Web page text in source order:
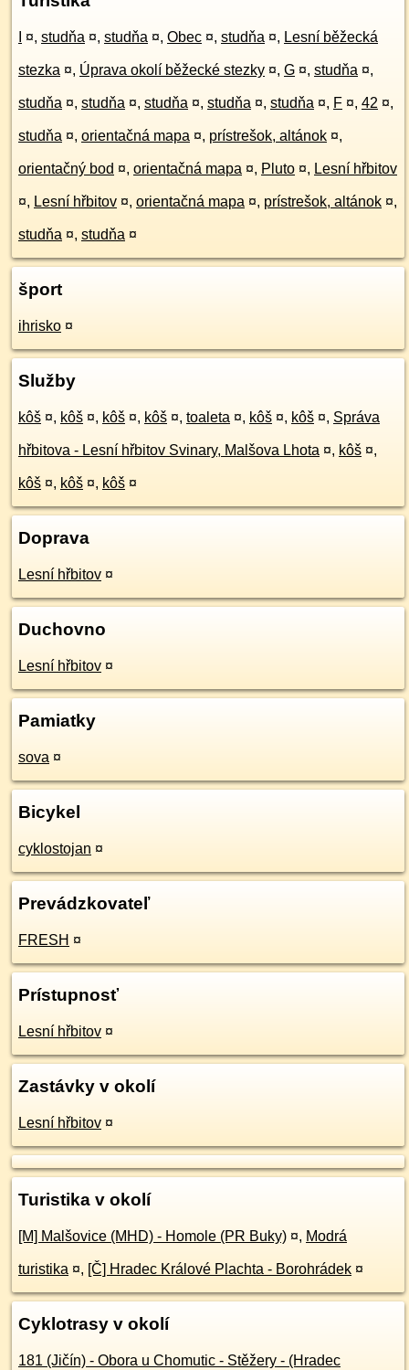
¤, studňa ¤, studňa ¤, Obec ¤, studňa ¤, Lesní běžecká
stezka ¤, Úprava okolí běžecké stezky ¤, G ¤, studňa ¤,
studňa ¤, studňa ¤, studňa ¤, studňa ¤, studňa ¤, F ¤, 42 ¤,
studňa ¤, orientačná mapa ¤, prístrešok, altánok ¤,
orientačný bod ¤, orientačná mapa ¤, Pluto ¤, Lesní hřbitov
¤, Lesní hřbitov ¤, orientačná mapa ¤, prístrešok, altánok ¤,
studňa ¤, studňa ¤
šport
ihrisko ¤
Služby
kôš ¤, kôš ¤, kôš ¤, kôš ¤, toaleta ¤, kôš ¤, kôš ¤, Správa
hřbitova - Lesní hřbitov Svinary, Malšova Lhota ¤, kôš ¤,
kôš ¤, kôš ¤, kôš ¤
Doprava
Lesní hřbitov ¤
Duchovno
Lesní hřbitov ¤
Pamiatky
sova ¤
Bicykel
cyklostojan ¤
Prevádzkovateľ
FRESH ¤
Prístupnosť
Lesní hřbitov ¤
Zastávky v okolí
Lesní hřbitov ¤
Turistika v okolí
[M] Malšovice (MHD) - Homole (PR Buky) ¤, Modrá
turistika ¤, [Č] Hradec Králové Plachta - Borohrádek ¤
Cyklotrasy v okolí
181 (Jičín) - Obora u Chomutic - Stěžery - (Hradec